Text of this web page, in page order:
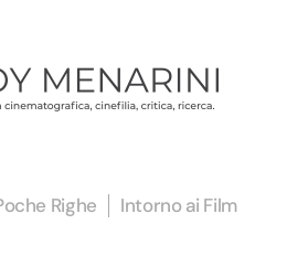
Righe Intorno ai Film